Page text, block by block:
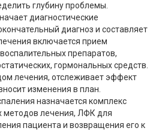
глубину проблемы.
диагностические
диагноз и составляет
включается прием
препаратов,
гормональных средств.
лечения, отслеживает эффект
изменения в план.
назначается комплекс
методов лечения, ЛФК для
пациента и возвращения его к